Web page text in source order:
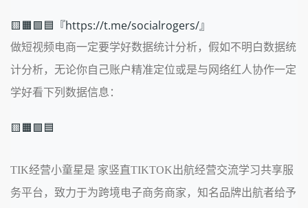
🟨🟧🟩🟦『https://t.me/socialrogers/』
做短视频电商一定要学好数据统计分析，假如不明白数据统
计分析，无论你自己账户精准定位或是与网络红人协作一定
学好看下列数据信息：
🟨🟧🟩🟦
TIK经营小童星是 家竖直TIKTOK出航经营交流学习共享服
务平台，致力于为跨境电子商务商家，知名品牌出航者给予